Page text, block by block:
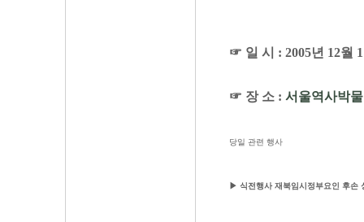
☞ 일 시 : 2005년 12월
☞ 장 소 : 서울역사박
당일 관련 행사
▶ 식전행사 재북임시정부요인 후손 성